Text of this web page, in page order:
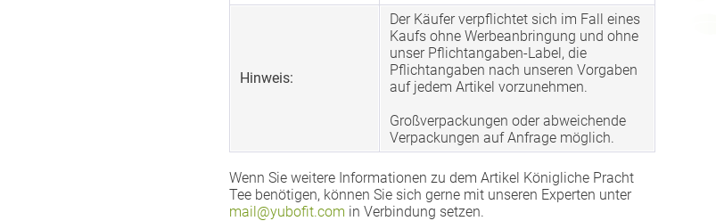
Hinweis:
Der Käufer verpflichtet sich im Fall eines
Kaufs ohne Werbeanbringung und ohne
unser Pflichtangaben-Label, die
Pflichtangaben nach unseren Vorgaben
auf jedem Artikel vorzunehmen.
Großverpackungen oder abweichende
Verpackungen auf Anfrage möglich.
Wenn Sie weitere Informationen zu dem Artikel Königliche Pracht
Tee benötigen, können Sie sich gerne mit unseren Experten unter
mail@yubofit.com in Verbindung setzen.